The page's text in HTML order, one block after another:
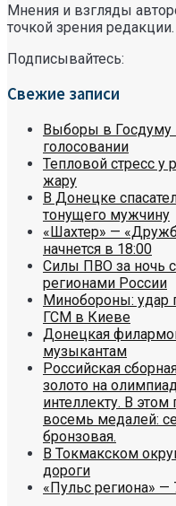
Мнения и взгляды
точкой зрения редакции.
Подписывайтесь:
Свежие записи
Выборы в Госдуму
голосовании
Тепловой стресс у
жару
В Донецке
тонущего мужчину
«Шахтер» —
начнется в 18:00
Силы ПВО за ночь
регионами России
Минобороны: удар
ГСМ в Киеве
Донецкая
музыкантам
Российская
золото на
интеллекту. В
восемь медалей:
бронзовая.
В Токмакском
дороги
«Пульс региона» —